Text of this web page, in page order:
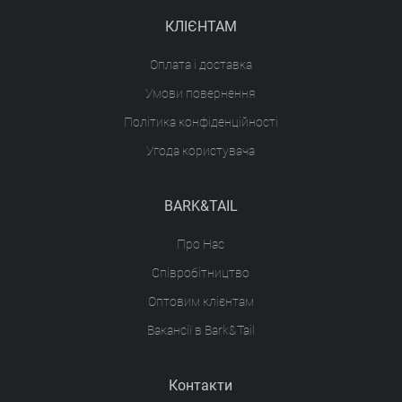
КЛІЄНТАМ
Оплата і доставка
Умови повернення
Політика конфіденційності
Угода користувача
BARK&TAIL
Про Нас
Співробітництво
Оптовим клієнтам
Вакансії в Bark&Tail
Контакти